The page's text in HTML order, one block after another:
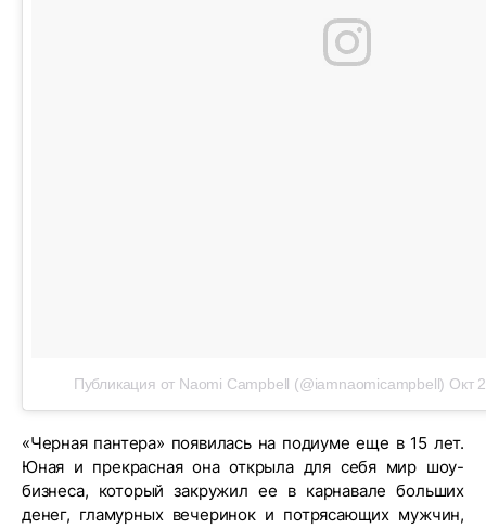
Публикация от Naomi Campbell (@iamnaomicampbell) Окт
«Черная пантера» появилась на подиуме еще в 15 лет.
Юная и прекрасная она открыла для себя мир шоу-
бизнеса, который закружил ее в карнавале больших
денег, гламурных вечеринок и потрясающих мужчин,